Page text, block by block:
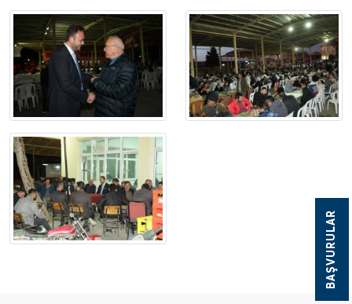
BAŞVURULAR